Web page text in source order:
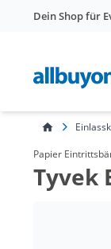
Dein Shop für
Papier
Tyvek